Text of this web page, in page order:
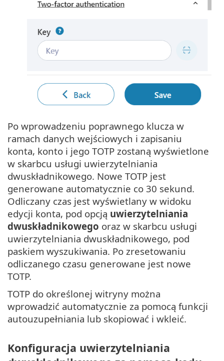
Po wprowadzeniu poprawnego klucza w
ramach danych wejściowych i zapisaniu
konta, konto i jego TOTP zostaną wyświetlone
w skarbcu usługi uwierzytelniania
dwuskładnikowego. Nowe TOTP jest
generowane automatycznie co 30 sekund.
Odliczany czas jest wyświetlany w widoku
edycji konta, pod opcją uwierzytelniania
dwuskładnikowego oraz w skarbcu usługi
uwierzytelniania dwuskładnikowego, pod
paskiem wyszukiwania. Po zresetowaniu
odliczanego czasu generowane jest nowe
TOTP.
TOTP do określonej witryny można
wprowadzić automatycznie za pomocą funkcji
autouzupełniania lub skopiować i wkleić.
Konfiguracja uwierzytelniania